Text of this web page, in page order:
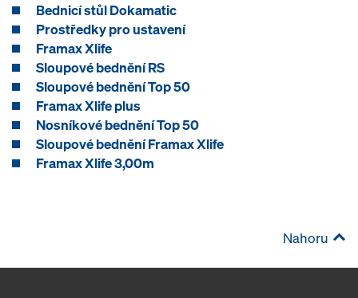
Bednicí stůl Dokamatic
Prostředky pro ustavení
Framax Xlife
Sloupové bednění RS
Sloupové bednění Top 50
Framax Xlife plus
Nosníkové bednění Top 50
Sloupové bednění Framax Xlife
Framax Xlife 3,00m
Nahoru